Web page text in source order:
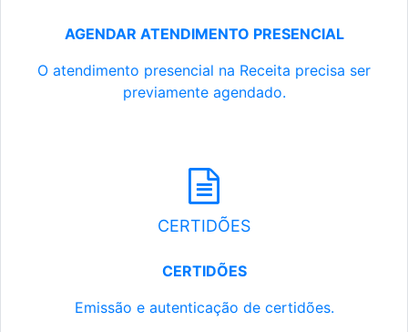
AGENDAR ATENDIMENTO PRESENCIAL
O atendimento presencial na Receita precisa ser
previamente agendado.
CERTIDÕES
CERTIDÕES
Emissão e autenticação de certidões.